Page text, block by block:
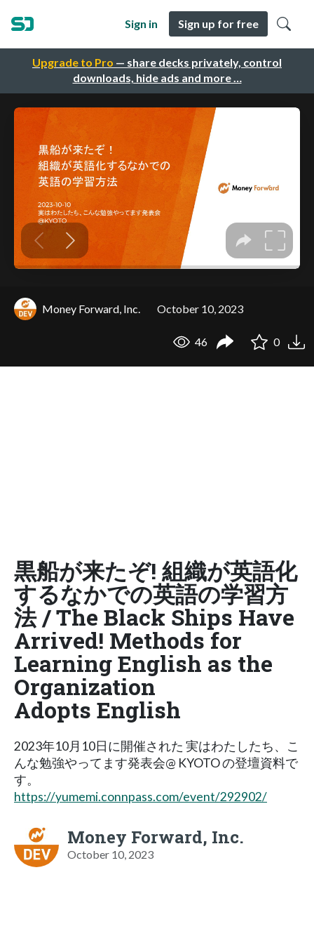
Upgrade to Pro — share decks privately, control
downloads, hide ads and more …
Sign in Sign up for free
Money Forward, Inc. October 10, 2023
46 0
黒船が来たぞ! 組織が英語化
するなかでの英語の学習方
法 / The Black Ships Have
Arrived! Methods for
Learning English as the
Organization
Adopts English
2023年10月10日に開催された 実はわたしたち、こ
んな勉強やってます発表会@ KYOTO の登壇資料で
す。
https://yumemi.connpass.com/event/292902/
Money Forward, Inc.
October 10, 2023